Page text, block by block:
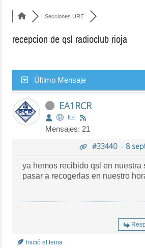
Secciones URE
recepcion de qsl radioclub rioja
Último Mensaje
EA1RCR
Mensajes: 21
#33440- 8
ya hemos recibido qsl en nuestra
pasar a recogerlas en nuestro
Inició el tema